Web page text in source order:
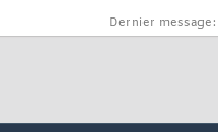
Dernier message: